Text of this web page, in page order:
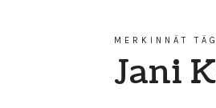
MERKINNÄT
Jani